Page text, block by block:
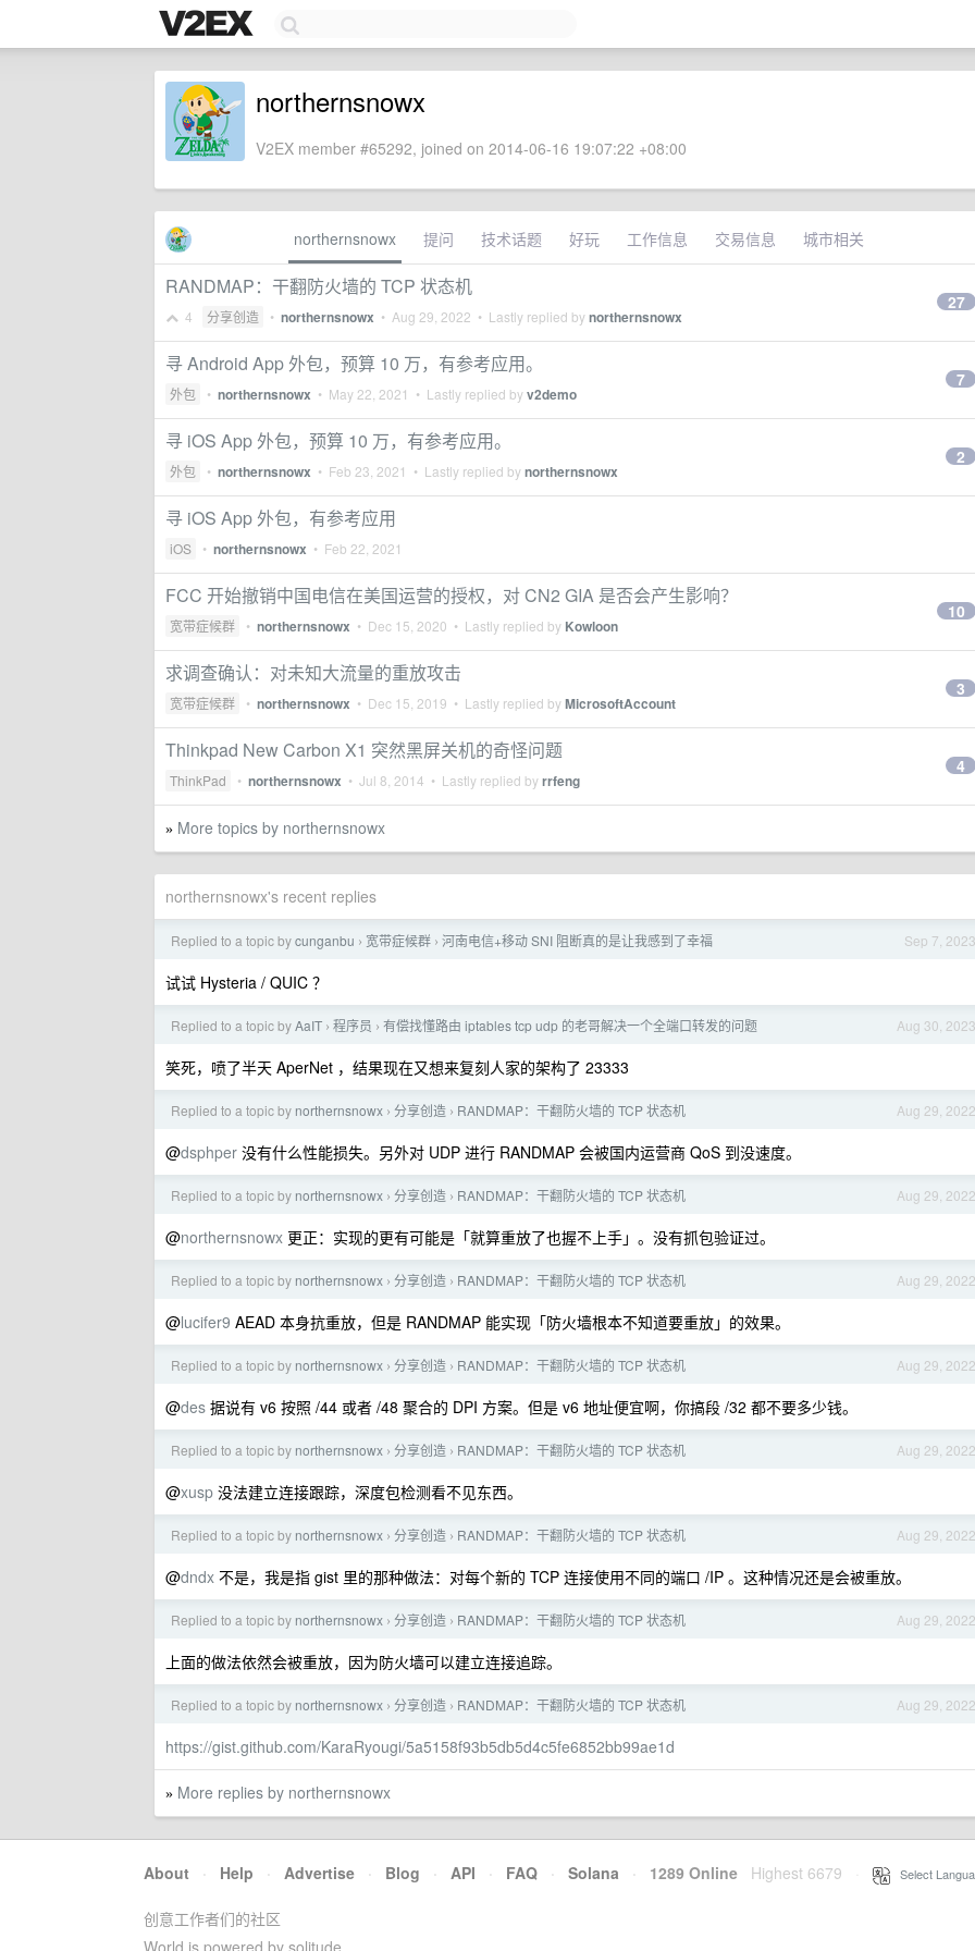
northernsnowx
V2EX member #65292, joined on 2014-06-16 19:07:22 +08:00
northernsnowx 提问 技术话题 好玩 工作信息 交易信息 城市相关
RANDMAP：干翻防火墙的 TCP 状态机
4 分享创造 • northernsnowx • Aug 29, 2022 • Lastly replied bynorthernsnowx
27
寻 Android App 外包，预算 10 万，有参考应用。
外包 • northernsnowx • May 22, 2021 • Lastly replied byv2demo
7
寻 iOS App 外包，预算 10 万，有参考应用。
外包 • northernsnowx • Feb 23, 2021 • Lastly replied bynorthernsnowx
2
寻 iOS App 外包，有参考应用
iOS • northernsnowx • Feb 22, 2021
FCC 开始撤销中国电信在美国运营的授权，对 CN2 GIA 是否会产生影响？
宽带症候群 • northernsnowx • Dec 15, 2020 • Lastly replied by Kowloon
10
求调查确认：对未知大流量的重放攻击
宽带症候群 • northernsnowx • Dec 15, 2019 • Lastly replied byMicrosoftAccount
3
Thinkpad New Carbon X1 突然黑屏关机的奇怪问题
ThinkPad • northernsnowx • Jul 8, 2014 • Lastly replied byrrfeng
4
» More topics by northernsnowx
northernsnowx's recent replies
Sep 7, 2023
Replied to a topic bycunganbu › 宽带症候群 › 河南电信+移动 SNI 阻断真的是让我感到了幸福
试试 Hysteria / QUIC ？
Aug 30, 2023
Replied to a topic byAaIT › 程序员 › 有偿找懂路由 iptables tcp udp 的老哥解决一个全端口转发的问题
笑死，喷了半天 AperNet ，结果现在又想来复刻人家的架构了 23333
Aug 29, 2022
Replied to a topic by northernsnowx › 分享创造 › RANDMAP：干翻防火墙的 TCP 状态机
@dsphper 没有什么性能损失。另外对 UDP 进行 RANDMAP 会被国内运营商 QoS 到没速度。
Aug 29, 2022
Replied to a topic by northernsnowx › 分享创造 › RANDMAP：干翻防火墙的 TCP 状态机
@northernsnowx 更正：实现的更有可能是「就算重放了也握不上手」。没有抓包验证过。
Aug 29, 2022
Replied to a topic by northernsnowx › 分享创造 › RANDMAP：干翻防火墙的 TCP 状态机
@lucifer9 AEAD 本身抗重放，但是 RANDMAP 能实现「防火墙根本不知道要重放」的效果。
Aug 29, 2022
Replied to a topic by northernsnowx › 分享创造 › RANDMAP：干翻防火墙的 TCP 状态机
@des 据说有 v6 按照 /44 或者 /48 聚合的 DPI 方案。但是 v6 地址便宜啊，你搞段 /32 都不要多少钱。
Aug 29, 2022
Replied to a topic by northernsnowx › 分享创造 › RANDMAP：干翻防火墙的 TCP 状态机
@xusp 没法建立连接跟踪，深度包检测看不见东西。
Aug 29, 2022
Replied to a topic by northernsnowx › 分享创造 › RANDMAP：干翻防火墙的 TCP 状态机
@dndx 不是，我是指 gist 里的那种做法：对每个新的 TCP 连接使用不同的端口 /IP 。这种情况还是会被重放。
Aug 29, 2022
Replied to a topic by northernsnowx › 分享创造 › RANDMAP：干翻防火墙的 TCP 状态机
上面的做法依然会被重放，因为防火墙可以建立连接追踪。
Aug 29, 2022
Replied to a topic by northernsnowx › 分享创造 › RANDMAP：干翻防火墙的 TCP 状态机
https://gist.github.com/KaraRyougi/5a5158f93b5db5d4c5fe6852bb99ae1d
» More replies by northernsnowx
About · Help · Advertise · Blog · API · FAQ · Solana · 1289 Online Highest 6679 Select
创意工作者们的社区
World is powered by solitude